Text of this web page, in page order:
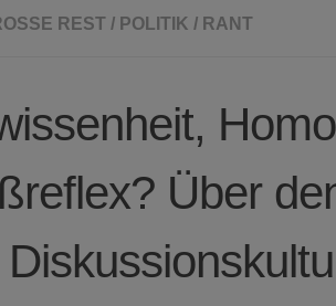
REST / POLITIK / RANT
Über